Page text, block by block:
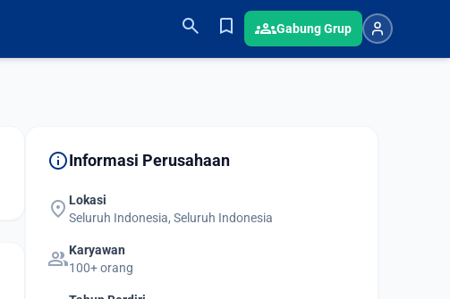
search bookmark groupsGabung Grup
infoInformasi Perusahaan
location_on Lokasi
Seluruh Indonesia, Seluruh Indonesia
groupKaryawan
100+ orang